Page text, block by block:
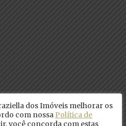
dos Imóveis melhorar os
com nossa Política de
você concorda com estas